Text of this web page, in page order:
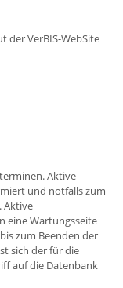
der VerBIS-WebSite
Aktive
und notfalls zum
Aktive
eine Wartungsseite
zum Beenden der
sich der für die
auf die Datenbank